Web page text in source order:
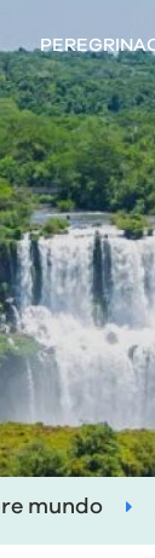
mundo